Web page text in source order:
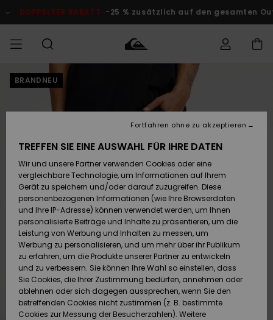
Produktinformation
DOPPELTER RABATT -25 % zusätzlich auf den gesamten
MÄNNER
Accessoires
Schuhe&
Flip-Flops
Surf
Snow
Brandneu
Accessoires
Schuhe&
Flip-Flops
Surf
Snow
Brandneu
FRAUEN
Brandneu
Highlights
Snow
SURF
Kinder
Highlights
Community
SNOW
Snow Shop
Kinder
Snow Shop
Damen
Highlights
Community
DOPPELTER
RABATT
KINDER
Outlet
Frauen
HILFE & KONTAKT
Retouren
Bezahlung
Geschenkkarte
Quiksilver
Freedom
Datenschutz
BRANDNEU
TREFFEN SIE EINE AUSWAHL FÜR IHRE DATEN
Wir und unsere Partner verwenden Cookies oder eine
vergleichbare Technologie, um Informationen auf Ihrem
Gerät zu speichern und/oder darauf zuzugreifen. Diese
personenbezogenen Informationen (wie Ihre Browserdaten
und Ihre IP-Adresse) können verwendet werden, um Ihnen
personalisierte Beiträge und Inhalte zu präsentieren, um die
Leistung von Werbung und Inhalten zu messen, um
Werbung zu personalisieren, und um mehr über ihr Publikum
zu erfahren, um die Produkte unserer Partner zu entwickeln
und zu verbessern. Sie können Ihre Wahl so einstellen, dass
Sie Cookies, die Ihrer Zustimmung bedürfen, annehmen oder
ablehnen oder sich dagegen aussprechen, wenn Sie den
betreffenden Cookies nicht zustimmen (z. B. bestimmte
Cookies zur Messung der Besucherzahlen). Weitere
Fortfahren ohne zu akzeptieren